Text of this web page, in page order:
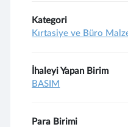
Kategori
Kırtasiye ve Büro
İhaleyi Yapan Birim
BASIM
Para Birimi